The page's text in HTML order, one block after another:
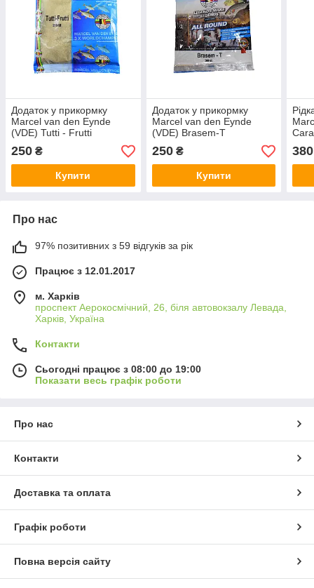
Додаток у прикормку
Marcel van den Eynde
(VDE) Tutti - Frutti
250 ₴
Купити
Додаток у прикормку
Marcel van den Eynde
(VDE) Brasem-T
250₴
Купити
380
Про нас
97% позитивних з 59 відгуків за рік
Працює з 12.01.2017
м. Харків
проспект Аерокосмічний, 26, біля автовокзалу Левада,
Харків, Україна
Контакти
Сьогодні працює з 08:00 до 19:00
Показати весь графік роботи
Про нас
Контакти
Доставка та оплата
Графік роботи
Повна версія сайту